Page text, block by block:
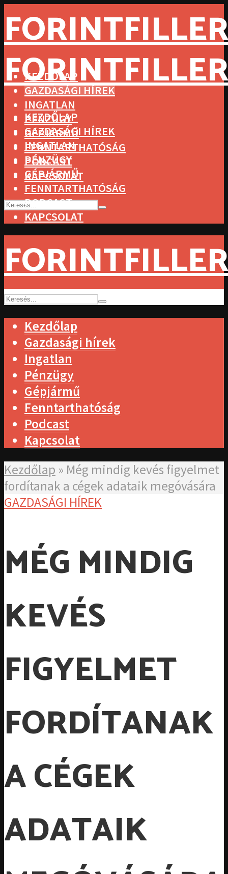
KEZDŐLAP
GAZDASÁGI HÍREK
INGATLAN
PÉNZÜGY
GÉPJÁRMŰ
FENNTARTHATÓSÁG
PODCAST
KAPCSOLAT
KEZDŐLAP
GAZDASÁGI HÍREK
INGATLAN
PÉNZÜGY
GÉPJÁRMŰ
FENNTARTHATÓSÁG
PODCAST
KAPCSOLAT
Kezdőlap
Gazdasági hírek
Ingatlan
Pénzügy
Gépjármű
Fenntarthatóság
Podcast
Kapcsolat
Kezdőlap » Még mindig kevés figyelmet
fordítanak a cégek adataik megóvására
GAZDASÁGI HÍREK
MÉG MINDIG
KEVÉS
FIGYELMET
FORDÍTANAK
A CÉGEK
ADATAIK